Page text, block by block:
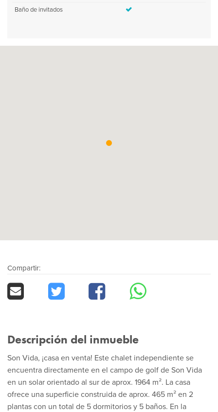
Baño de invitados
Compartir:
Descripción del inmueble
Son Vida, ¡casa en venta! Este chalet independiente se
encuentra directamente en el campo de golf de Son Vida
en un solar orientado al sur de aprox. 1964 m². La casa
ofrece una superficie construida de aprox. 465 m² en 2
plantas con un total de 5 dormitorios y 5 baños. En la